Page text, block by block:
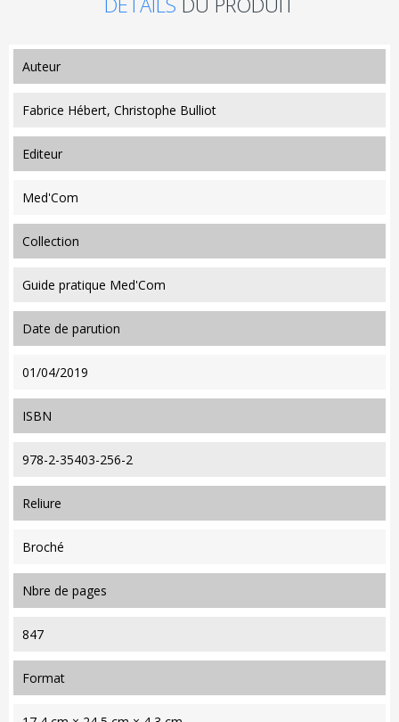
auteur
Fabrice Hébert, Christophe Bulliot
editeur
Med'Com
collection
Guide pratique Med'Com
date de parution
01/04/2019
ISBN
978-2-35403-256-2
reliure
Broché
nbre de pages
847
format